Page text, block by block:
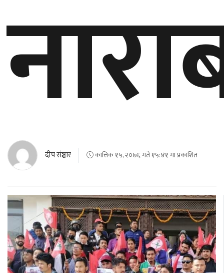
बेलायत
जापान
क्यानाडा
दीप संञ्चार कात्तिक १५, २०७६ गते १५:४१ मा प्रकाशित